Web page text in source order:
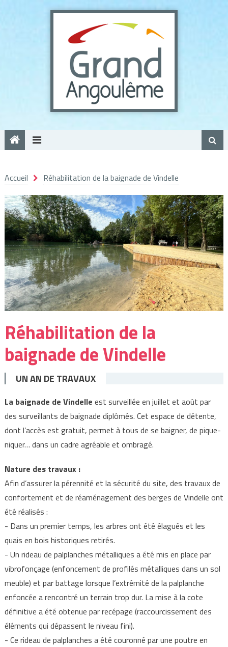
Accueil Réhabilitation de la baignade de Vindelle
Réhabilitation de la
baignade de Vindelle
UN AN DE TRAVAUX
La baignade de Vindelle est surveillée en juillet et août par
des surveillants de baignade diplômés. Cet espace de détente,
dont l’accès est gratuit, permet à tous de se baigner, de pique-
niquer… dans un cadre agréable et ombragé.
Nature des travaux :
Afin d’assurer la pérennité et la sécurité du site, des travaux de
confortement et de réaménagement des berges de Vindelle ont
été réalisés :
- Dans un premier temps, les arbres ont été élagués et les
quais en bois historiques retirés.
- Un rideau de palplanches métalliques a été mis en place par
vibrofonçage (enfoncement de profilés métalliques dans un sol
meuble) et par battage lorsque l’extrémité de la palplanche
enfoncée a rencontré un terrain trop dur. La mise à la cote
définitive a été obtenue par recépage (raccourcissement des
éléments qui dépassent le niveau fini).
- Ce rideau de palplanches a été couronné par une poutre en
Panneau de gestion des cookies